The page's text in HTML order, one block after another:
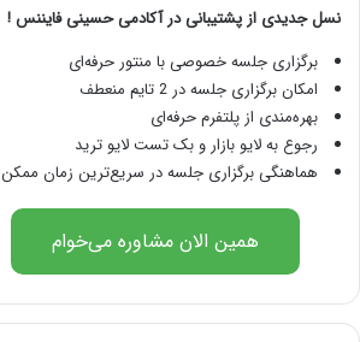
نسل جدیدی از پشتیبانی در آکادمی حسینی فایننس !
برگزاری جلسه خصوصی با منتور حرفه‌ای
امکان برگزاری جلسه در 2 تایم منعطف
بهره‌مندی از پلتفرم حرفه‌ای
رجوع به لایو بازار و بک تست لایو ترید
هماهنگی برگزاری جلسه در سریع‌ترین زمان ممکن
همین الان مشاوره می‌خوام